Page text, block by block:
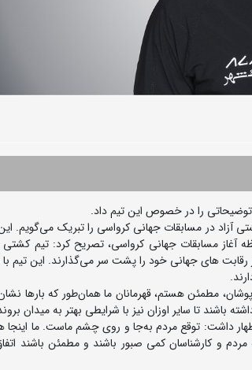
را در خصوص این تیم داد.
آزاد در مسابقات جهانی کرواسی را تبریک می‌گویم.
مسابقات جهانی کرواسی، تصریح کرد: تیم کشتی
نخستین تجربه حضور در رقابت های جهانی خود را پشت سر می‌گذارند. این تیم
مطمئن هستم، قهرمانان ما همان‌طور که بارها نشان
تا سایر اوزان نیز با شرایطی بهتر به میدان
داشت: توقع مردم به‌جا و روی چشم ماست. ما
و کارشناسان کمی صبور باشند و مطمئن باشند